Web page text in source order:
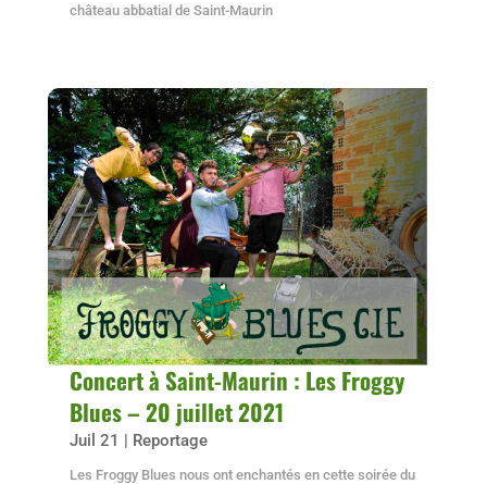
château abbatial de Saint-Maurin
Concert à Saint-Maurin : Les Froggy
Blues – 20 juillet 2021
Juil 21 | Reportage
Les Froggy Blues nous ont enchantés en cette soirée du